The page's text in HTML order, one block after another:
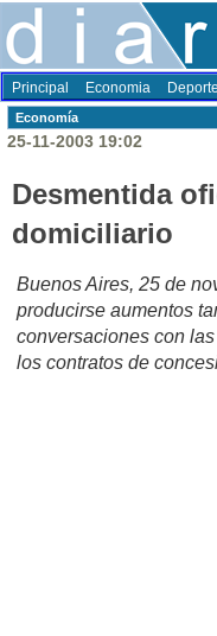
Principal Economia
Economí­a
25-11-2003 19:02
Desmentida
domiciliario
Buenos Aires, 25 de
producirse aumentos
conversaciones con
los contratos de